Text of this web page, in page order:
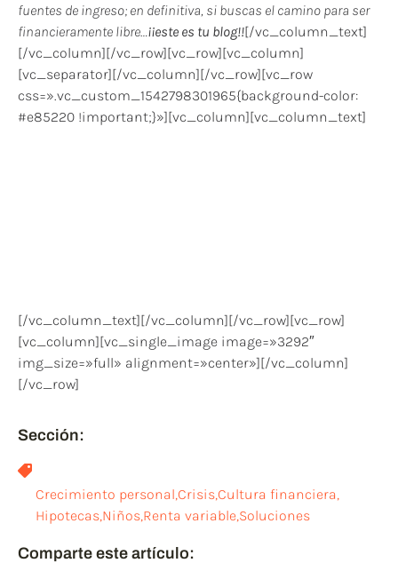
fuentes de ingreso; en definitiva, si buscas el camino para ser
financieramente libre…¡¡este es tu blog!![/vc_column_text]
[/vc_column][/vc_row][vc_row][vc_column]
[vc_separator][/vc_column][/vc_row][vc_row
css=».vc_custom_1542798301965{background-color:
#e85220 !important;}»][vc_column][vc_column_text]
[/vc_column_text][/vc_column][/vc_row][vc_row]
[vc_column][vc_single_image image=»3292″
img_size=»full» alignment=»center»][/vc_column]
[/vc_row]
Sección:
Crecimiento personal,Crisis,Cultura financiera,
Hipotecas,Niños,Renta variable,Soluciones
Comparte este artículo: